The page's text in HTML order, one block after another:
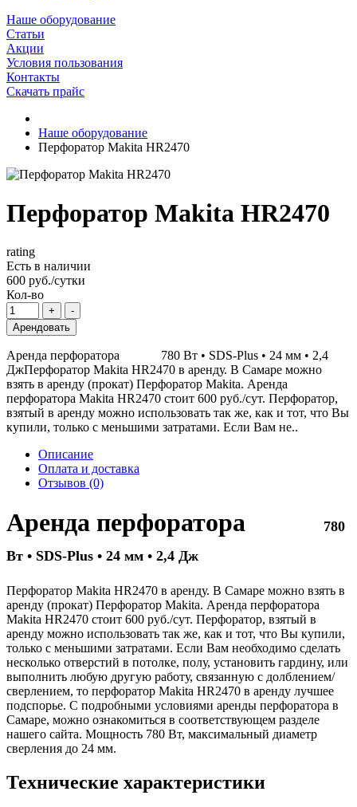
Наше оборудование
Статьи
Акции
Условия пользования
Контакты
Скачать прайс
Наше оборудование
Перфоратор Makita HR2470
Перфоратор Makita HR2470
rating
Есть в наличии
600 руб./сутки
Кол-во
Арендовать
Аренда перфоратора 780 Вт • SDS-Plus • 24 мм • 2,4
ДжПерфоратор Makita HR2470 в аренду. В Самаре можно
взять в аренду (прокат) Перфоратор Makita. Аренда
перфоратора Makita HR2470 стоит 600 руб./сут. Перфоратор,
взятый в аренду можно использовать так же, как и тот, что Вы
купили, только с меньшими затратами. Если Вам не..
Описание
Оплата и доставка
Отзывов (0)
Аренда перфоратора
780
Вт • SDS-Plus • 24 мм • 2,4 Дж
Перфоратор Makita HR2470 в аренду. В Самаре можно взять в
аренду (прокат) Перфоратор Makita. Аренда перфоратора
Makita HR2470 стоит 600 руб./сут. Перфоратор, взятый в
аренду можно использовать так же, как и тот, что Вы купили,
только с меньшими затратами. Если Вам необходимо сделать
несколько отверстий в потолке, полу, установить гардину, или
выполнить любую другую работу, связанную с долблением/
сверлением, то перфоратор Makita HR2470 в аренду лучшее
подспорье. С подробными условиями аренды перфоратора в
Самаре, можно ознакомиться в соответствующем разделе
нашего сайта. Мощность 780 Вт, максимальный диаметр
сверления до 24 мм.
Технические характеристики